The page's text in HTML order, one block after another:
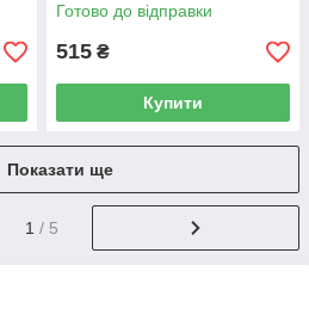
Готово до відправки
515 ₴
Купити
Показати ще
1 / 5